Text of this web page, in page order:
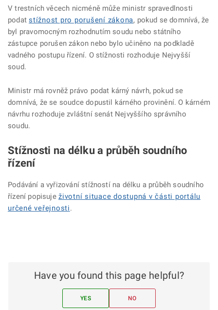
V trestních věcech nicméně může ministr spravedlnosti
podatstížnost pro porušení zákona, pokud se domnívá, že
byl pravomocným rozhodnutím soudu nebo státního
zástupce porušen zákon nebo bylo učiněno na podkladě
vadného postupu řízení. O stížnosti rozhoduje Nejvyšší
soud.
Ministr má rovněž právo podat kárný návrh, pokud se
domnívá, že se soudce dopustil kárného provinění. O kárném
návrhu rozhoduje zvláštní senát Nejvyššího správního
soudu.
Stížnosti na délku a průběh soudního
řízení
Podávání a vyřizování stížností na délku a průběh soudního
řízení popisuje životní situace dostupná v části portálu
určené veřejnosti.
Have you found this page helpful?
YES NO